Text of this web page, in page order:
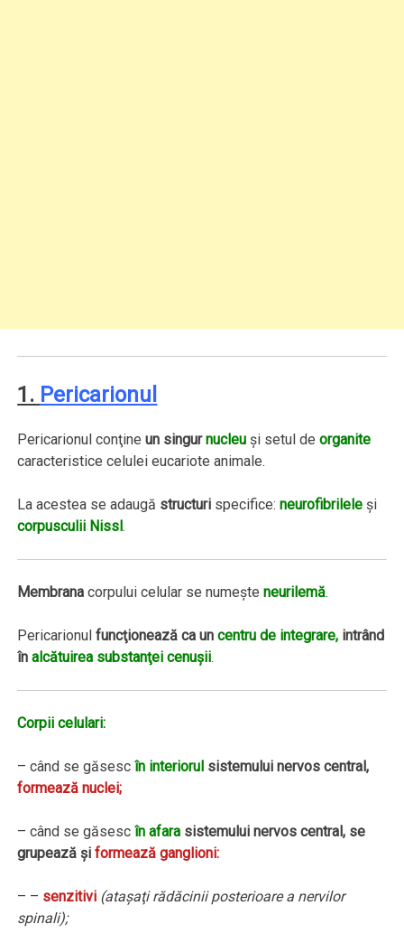
1. Pericarionul
Pericarionul conţineun singurnucleu şi setul deorganite
caracteristice celulei eucariote animale.
La acestea se adaugă structuri specifice:neurofibrilele şi
corpusculii Nissl.
Membrana corpului celular se numeşteneurilemă.
Pericarionulfuncţionează ca uncentru de integrare, intrând
înalcătuirea substanţei cenuşii.
Corpii celulari:
– când se găsescîn interiorul sistemului nervos central,
formează nuclei;
– când se găsescîn afara sistemului nervos central, se
grupează şiformează ganglioni:
– – senzitivi (ataşaţi rădăcinii posterioare a nervilor
spinali);